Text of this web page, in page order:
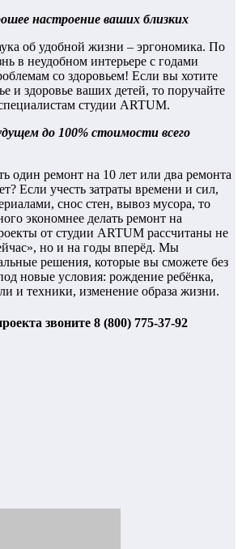
настроение ваших близких
об удобной жизни – эргономика. По
в неудобном интерьере с годами
со здоровьем! Если вы хотите
и здоровье ваших детей, то поручайте
студии ARTUM.
до 100% стоимости всего
один ремонт на 10 лет или два ремонта
Если учесть затраты времени и сил,
снос стен, вывоз мусора, то
экономнее делать ремонт на
от студии ARTUM рассчитаны не
но и на годы вперёд. Мы
решения, которые вы сможете без
новые условия: рождение ребёнка,
и техники, изменение образа жизни.
звоните 8 (800) 775-37-92